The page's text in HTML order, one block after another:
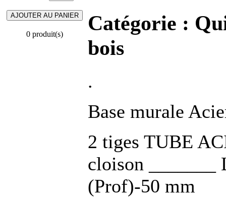
0 produit(s) Catégorie :
bois
.
Base murale
2 tiges TUBE
cloison _______
(Prof)-50 mm